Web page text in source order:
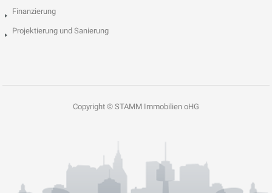
Finanzierung
Projektierung und Sanierung
Copyright © STAMM Immobilien oHG